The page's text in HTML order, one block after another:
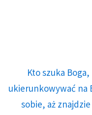
Kto szuka
ukierunkowywać na
sobie, aż